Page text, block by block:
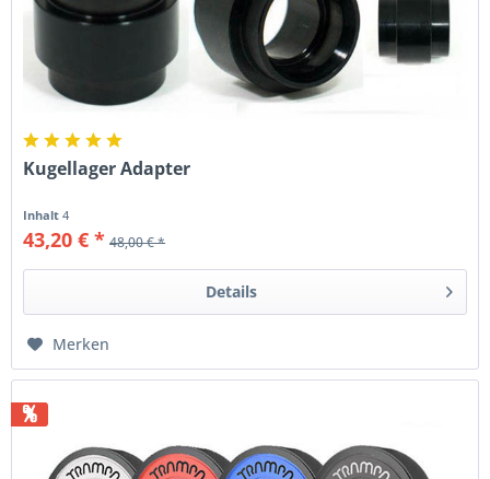
Kugellager Adapter
Inhalt4
43,20 € * 48,00 € *
Details
Merken
%